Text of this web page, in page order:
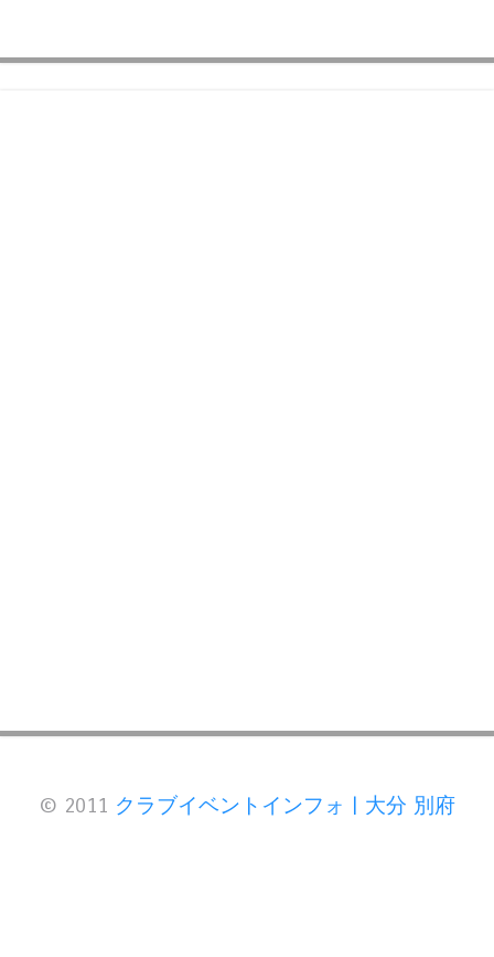
© 2011 クラブイベントインフォ | 大分 別府